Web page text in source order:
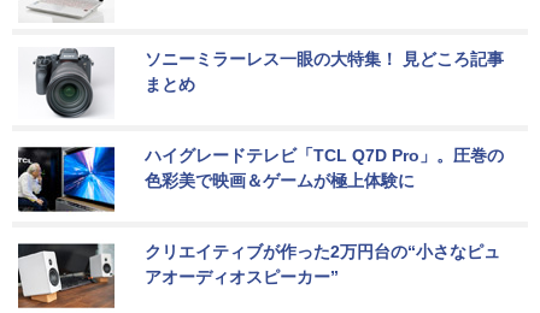
ソニーミラーレス一眼の大特集！ 見どころ記事
まとめ
ハイグレードテレビ「TCL Q7D Pro」。圧巻の
色彩美で映画＆ゲームが極上体験に
クリエイティブが作った2万円台の“小さなピュ
アオーディオスピーカー”